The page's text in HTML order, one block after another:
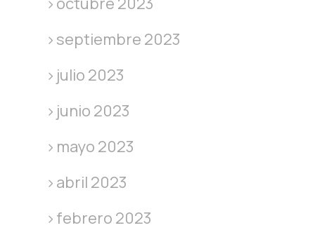
septiembre 2023
julio 2023
junio 2023
mayo 2023
abril 2023
febrero 2023